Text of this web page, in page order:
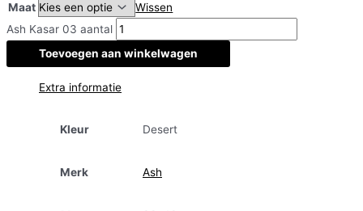
Maat
Wissen
Ash Kasar 03 aantal
Toevoegen aan winkelwagen
Extra informatie
Kleur Desert
Merk Ash